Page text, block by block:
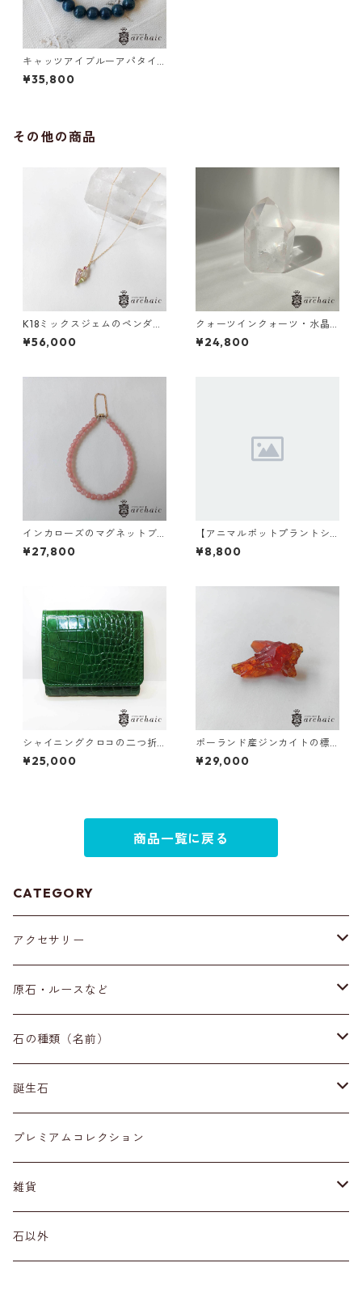
キャッツアイブルーアパタイ
トのブレスレット(10mm)
¥35,800
その他の商品
K18ミックスジェムのペンダン
トトップ
¥56,000
クォーツインクォーツ・水晶
のポイント(155g)
¥24,800
インカローズのマグネットブ
レスレット（4mm）
¥27,800
【アニマルポットプラントシ
リーズ】モンキー×セレウス×
丸サボテン
¥8,800
シャイニングクロコの二つ折
り財布
¥25,000
ポーランド産ジンカイトの標
本（赤）
¥29,000
商品一覧に戻る
CATEGORY
アクセサリー
ブレスレット
イヤリング・ピアス
ネックレス・ペンダントトップ
リング
材質
プラチナ
その他アクセサリー
原石・ルースなど
原石
丸玉
標本
磨き石
ルース
石の種類（名前）
ア行
アイオライト
アクアマリン
カ行
カーネリアン
カイヤナイト
サ行
サファイア
タ行
誕生石
１月
２月
３月
プレミアムコレクション
雑貨
天然石雑貨
石以外